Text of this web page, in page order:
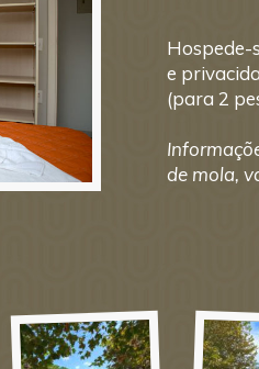
Hospede-
e
(para 2
de mola,